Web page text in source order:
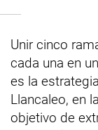
Unir cinco
cada una en
es la
Llancaleo, en
objetivo de